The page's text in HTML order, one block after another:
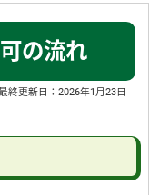
の流れ
終更新日：2026年1月23日